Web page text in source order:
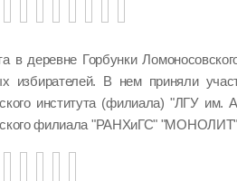
в деревне Горбунки
избирателей. В нем приняли
института (филиала) "ЛГУ
филиала "РАНХиГС" "МОНОЛИТ"